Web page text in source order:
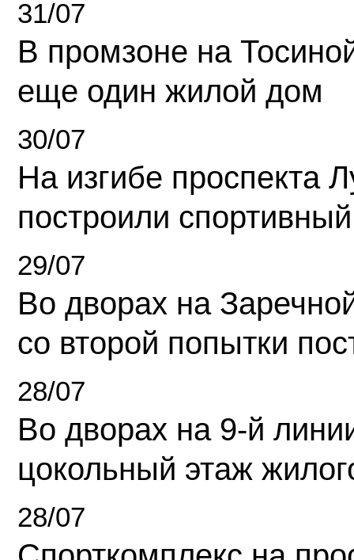
31/07
В промзоне на
еще один жилой дом
30/07
На изгибе проспекта
построили
29/07
Во дворах на
со второй попытки
28/07
Во дворах на 9-й
цокольный этаж
28/07